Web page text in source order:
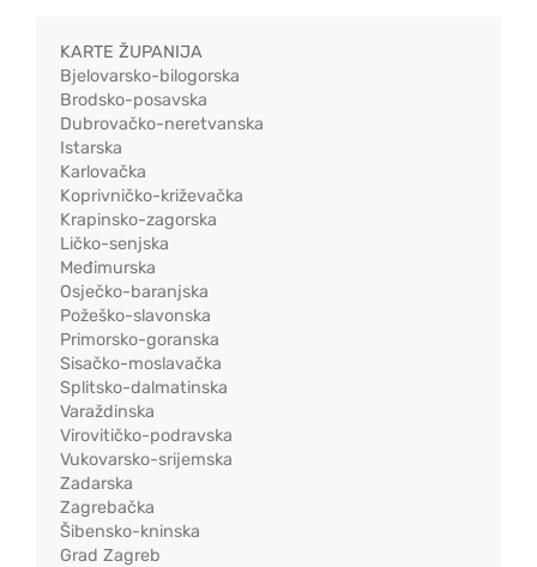
KARTE ŽUPANIJA
Bjelovarsko-bilogorska
Brodsko-posavska
Dubrovačko-neretvanska
Istarska
Karlovačka
Koprivničko-križevačka
Krapinsko-zagorska
Ličko-senjska
Međimurska
Osječko-baranjska
Požeško-slavonska
Primorsko-goranska
Sisačko-moslavačka
Splitsko-dalmatinska
Varaždinska
Virovitičko-podravska
Vukovarsko-srijemska
Zadarska
Zagrebačka
Šibensko-kninska
Grad Zagreb